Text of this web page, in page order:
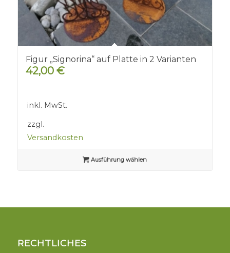
Figur „Signorina“ auf Platte in 2 Varianten
42,00 €
inkl. MwSt.
zzgl.
Versandkosten
Ausführung wählen
RECHTLICHES